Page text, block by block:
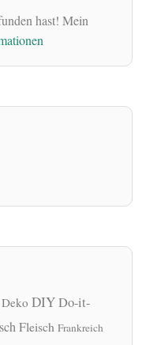
hast! Mein
Deko DIYDo-it-
Fleisch Frankreich